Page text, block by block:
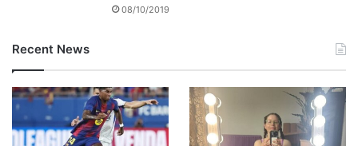
08/10/2019
Recent News